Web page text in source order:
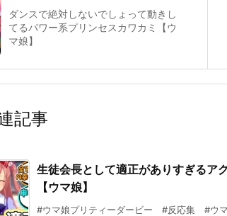
ダンスで絶対しないでしょって動きし
てるパワー系プリンセスカワカミ【ウ
マ娘】
記事
生徒会長として適正がありすぎるア
【ウマ娘】
#ウマ娘プリティーダービー #反応集 #ウマ